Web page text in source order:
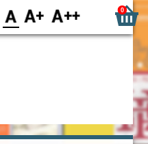
F0 F1 F2 0